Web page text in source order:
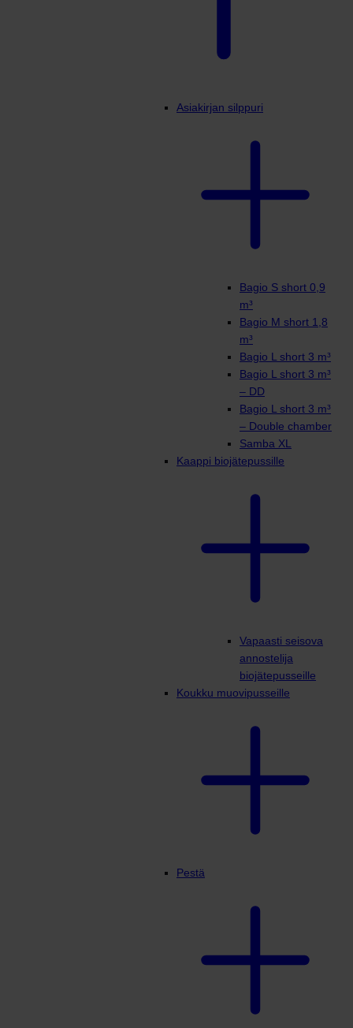
Asiakirjan silppuri
Bagio S short 0,9
m³
Bagio M short 1,8
m³
Bagio L short 3 m³
Bagio L short 3 m³
– DD
Bagio L short 3 m³
– Double chamber
Samba XL
Kaappi biojätepussille
Vapaasti seisova
annostelija
biojätepusseille
Koukku muovipusseille
Pestä